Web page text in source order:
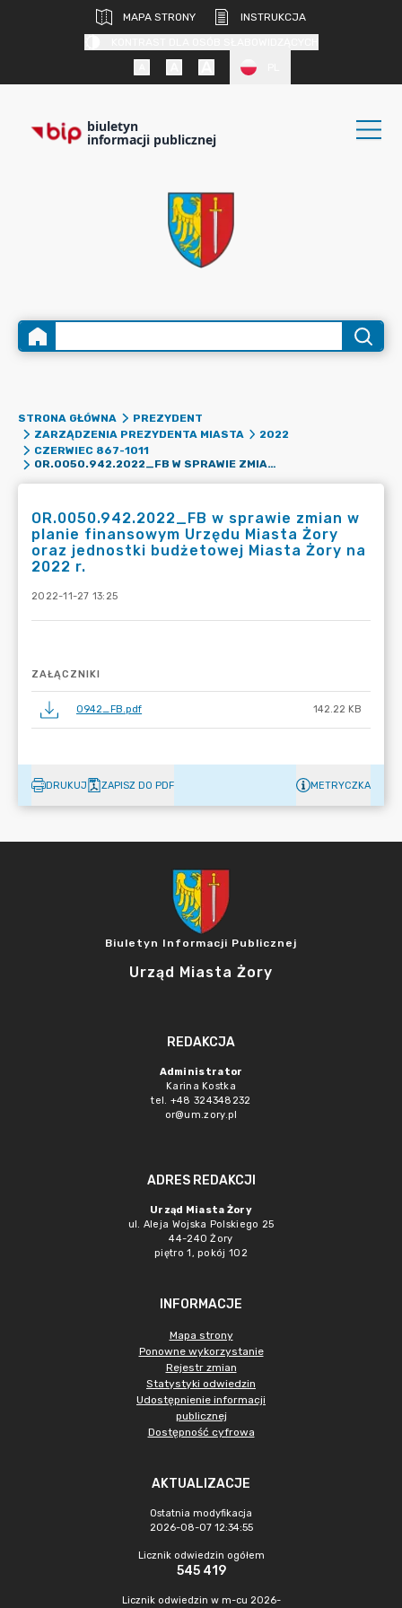
MAPA STRONY
INSTRUKCJA
biuletyn
informacji publicznej
STRONA GŁÓWNA
PREZYDENT
ZARZĄDZENIA PREZYDENTA MIASTA
2022
CZERWIEC 867-1011
OR.0050.942.2022_FB W SPRAWIE ZMIAN W PLANIE FINANSOWYM URZĘDU MIASTA ŻORY ORAZ JEDNOSTKI BUDŻETOWEJ MIASTA ŻORY NA 2022 R.
OR.0050.942.2022_FB w sprawie zmian w
planie finansowym Urzędu Miasta Żory
oraz jednostki budżetowej Miasta Żory na
2022 r.
2022-11-27 13:25
ZAŁĄCZNIKI
0942_FB.pdf 142.22 KB
DRUKUJ ZAPISZ DO PDF METRYCZKA
Biuletyn Informacji Publicznej
Urząd Miasta Żory
REDAKCJA
Administrator
Karina Kostka
tel. +48 324348232
or@um.zory.pl
ADRES REDAKCJI
Urząd Miasta Żory
ul. Aleja Wojska Polskiego 25
44-240 Żory
piętro 1, pokój 102
INFORMACJE
Mapa strony
Ponowne wykorzystanie
Rejestr zmian
Statystyki odwiedzin
Udostępnienie informacji
publicznej
Dostępność cyfrowa
AKTUALIZACJE
Ostatnia modyfikacja
2026-08-07 12:34:55
Licznik odwiedzin ogółem
545 419
Licznik odwiedzin w m-cu 2026-